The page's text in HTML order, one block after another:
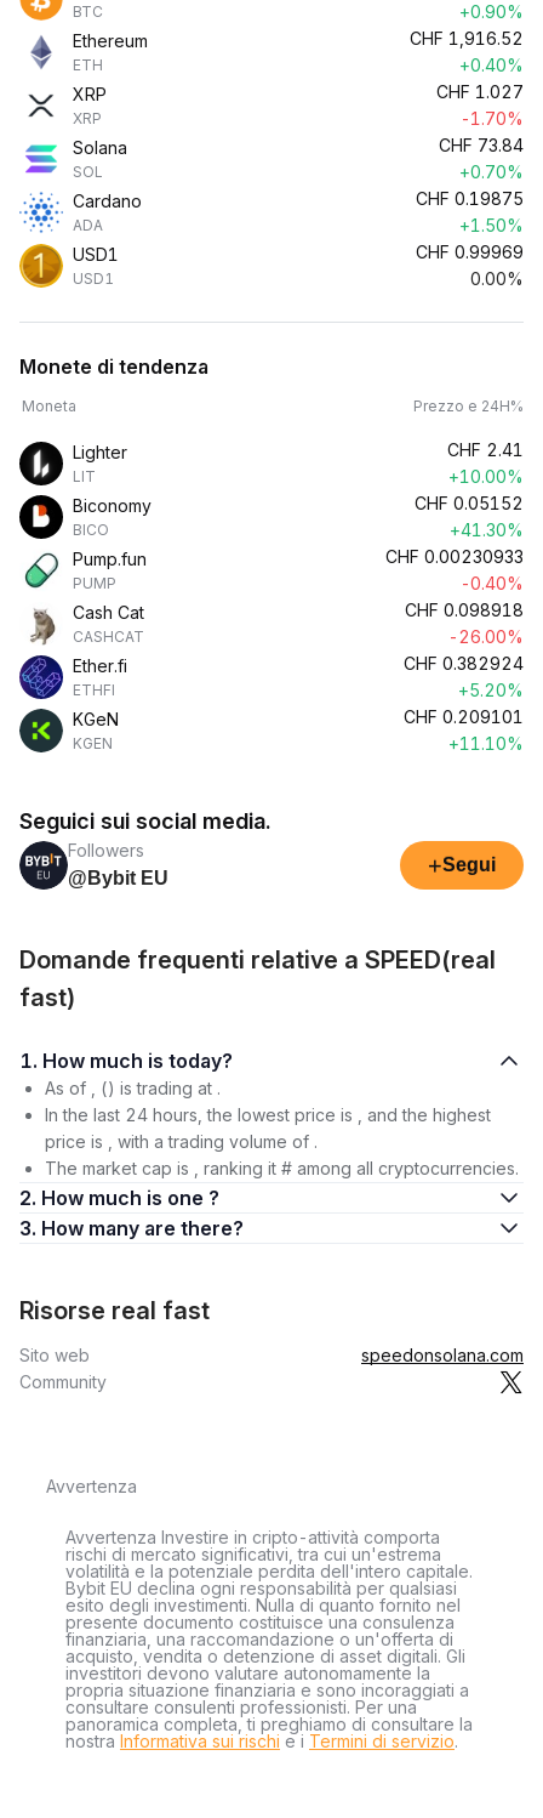
BTC
+0.90%
Ethereum
ETH
CHF 1,916.52
+0.40%
XRP
XRP
CHF 1.027
-1.70%
Solana
SOL
CHF 73.84
+0.70%
Cardano
ADA
CHF 0.19875
+1.50%
USD1
USD1
CHF 0.99969
0.00%
Monete di tendenza
Moneta Prezzo e 24H%
Lighter
LIT
CHF 2.41
+10.00%
Biconomy
BICO
CHF 0.05152
+41.30%
Pump.fun
PUMP
CHF 0.00230933
-0.40%
Cash Cat
CASHCAT
CHF 0.098918
-26.00%
Ether.fi
ETHFI
CHF 0.382924
+5.20%
KGeN
KGEN
CHF 0.209101
+11.10%
Seguici sui social media.
Followers
@Bybit EU
+Segui
Domande frequenti relative a SPEED(real
fast)
1. How much is today?
As of , () is trading at .
In the last 24 hours, the lowest price is , and the highest
price is , with a trading volume of .
The market cap is , ranking it # among all cryptocurrencies.
2. How much is one ?
3. How many are there?
Risorse real fast
Sito web
speedonsolana.com
Community
Avvertenza
Avvertenza Investire in cripto-attività comporta
rischi di mercato significativi, tra cui un'estrema
volatilità e la potenziale perdita dell'intero capitale.
Bybit EU declina ogni responsabilità per qualsiasi
esito degli investimenti. Nulla di quanto fornito nel
presente documento costituisce una consulenza
finanziaria, una raccomandazione o un'offerta di
acquisto, vendita o detenzione di asset digitali. Gli
investitori devono valutare autonomamente la
propria situazione finanziaria e sono incoraggiati a
consultare consulenti professionisti. Per una
panoramica completa, ti preghiamo di consultare la
nostra Informativa sui rischi e i Termini di servizio.